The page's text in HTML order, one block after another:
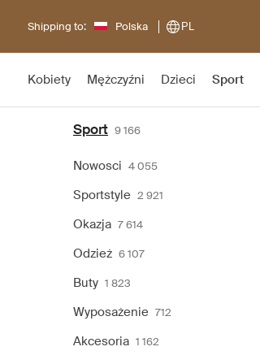
Shipping to: Polska PL
Kobiety Mężczyźni Dzieci Sport
Sport 9 166
Nowosci 4 055
Sportstyle 2 921
Okazja 7 614
Odzież 6 107
Buty 1 823
Wyposażenie 712
Akcesoria 1 162